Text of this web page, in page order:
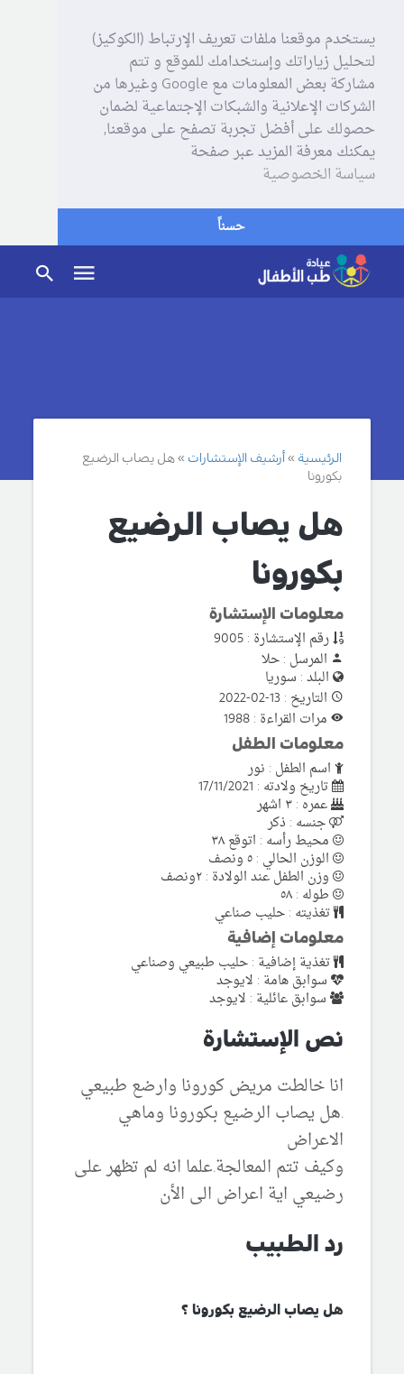
يستخدم موقعنا ملفات تعريف الإرتباط (الكوكيز)
لتحليل زياراتك وإستخدامك للموقع و تتم
مشاركة بعض المعلومات مع Google وغيرها من
الشركات الإعلانية والشبكات الإجتماعية لضمان
حصولك على أفضل تجربة تصفح على موقعنا,
يمكنك معرفة المزيد عبر صفحة
سياسة الخصوصية
حسناً
الرئيسية أرشيف الإستشارات
هل يصاب الرضيع
بكورونا
هل يصاب الرضيع
بكورونا
معلومات الإستشارة
رقم الإستشارة : 9005
المرسل : حلا
البلد : سوريا
التاريخ : 13-02-2022
مرات القراءة : 1988
معلومات الطفل
اسم الطفل : نور
تاريخ ولادته : 17/11/2021
عمره : ٣ اشهر
جنسه : ذكر
محيط رأسه : اتوقع ٣٨
الوزن الحالي : ٥ ونصف
وزن الطفل عند الولادة : ٢ونصف
طوله : ٥٨
تغذيته : حليب صناعي
معلومات إضافية
تغذية إضافية : حليب طبيعي وصناعي
سوابق هامة : لايوجد
سوابق عائلية : لايوجد
نص الإستشارة
انا خالطت مريض كورونا وارضع طبيعي
.هل يصاب الرضيع بكورونا وماهي
الاعراض
وكيف تتم المعالجة.علما انه لم تظهر على
رضيعي اية اعراض الى الأن
رد الطبيب
هل يصاب الرضيع بكورونا ؟